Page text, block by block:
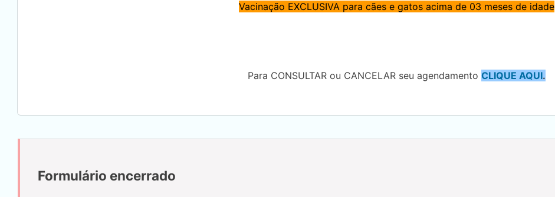
Vacinação EXCLUSIVA para cães e gatos acima de 03 meses de idade
Para CONSULTAR ou CANCELAR seu agendamento CLIQUE AQUI.
Formulário encerrado